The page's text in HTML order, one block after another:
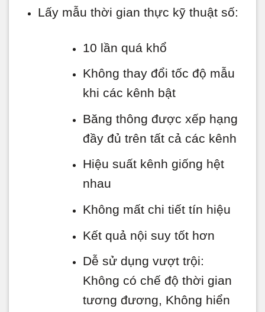
Lấy mẫu thời gian thực kỹ thuật số:
10 lần quá khổ
Không thay đổi tốc độ mẫu
khi các kênh bật
Băng thông được xếp hạng
đầy đủ trên tất cả các kênh
Hiệu suất kênh giống hệt
nhau
Không mất chi tiết tín hiệu
Kết quả nội suy tốt hơn
Dễ sử dụng vượt trội:
Không có chế độ thời gian
tương đương, Không hiển